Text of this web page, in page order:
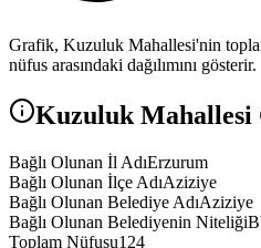
Grafik, Kuzuluk Mahallesi'nin
nüfus arasındaki dağılımını gösterir.
Kuzuluk Mahallesi
Bağlı Olunan İl AdıErzurum
Bağlı Olunan İlçe AdıAziziye
Bağlı Olunan Belediye AdıAziziye
Bağlı Olunan Belediyenin Niteliği
Toplam Nüfusu124